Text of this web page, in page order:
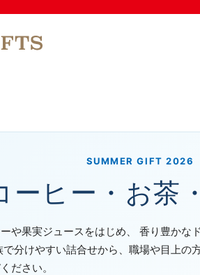
SUMMER GIFT 2026
ーヒー・お茶
や果実ジュースをはじめ、 香り豊かな
分けやすい詰合せから、職場や目上の
ださい。